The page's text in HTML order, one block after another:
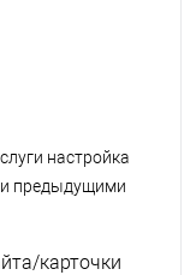
настройка
предыдущими
карточки